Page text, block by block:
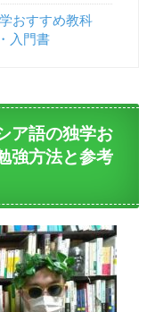
おすすめ教科
入門書
ア語の独学お
強方法と参考